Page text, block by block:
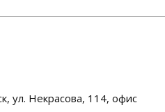
ул. Некрасова, 114, офис